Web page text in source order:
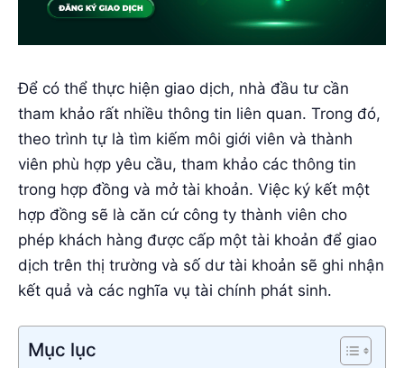
Để có thể thực hiện giao dịch, nhà đầu tư cần
tham khảo rất nhiều thông tin liên quan. Trong đó,
theo trình tự là tìm kiếm môi giới viên và thành
viên phù hợp yêu cầu, tham khảo các thông tin
trong hợp đồng và mở tài khoản. Việc ký kết một
hợp đồng sẽ là căn cứ công ty thành viên cho
phép khách hàng được cấp một tài khoản để giao
dịch trên thị trường và số dư tài khoản sẽ ghi nhận
kết quả và các nghĩa vụ tài chính phát sinh.
Mục lục